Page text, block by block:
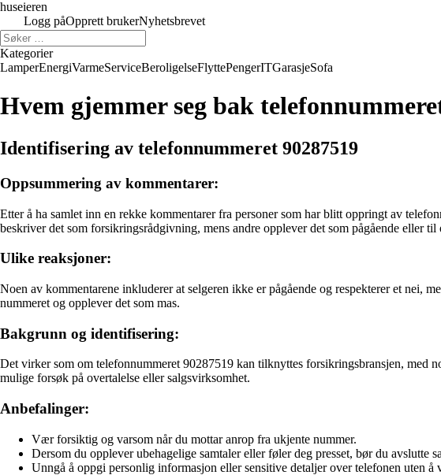
huseieren
Logg påOpprett brukerNyhetsbrevet
Kategorier
LamperEnergiVarmeServiceBeroligelseFlyttePengerITGarasjeSofa
Hvem gjemmer seg bak
Identifisering av telefonnummeret 90287519
Oppsummering av kommentarer:
Etter å ha samlet inn en rekke kommentarer fra personer som har blitt oppringt av
beskriver det som forsikringsrådgivning, mens andre opplever det som pågående eller til
Ulike reaksjoner:
Noen av kommentarene inkluderer at selgeren ikke er pågående og respekterer et nei,
nummeret og opplever det som mas.
Bakgrunn og identifisering:
Det virker som om telefonnummeret 90287519 kan tilknyttes forsikringsbransjen,
mulige forsøk på overtalelse eller salgsvirksomhet.
Anbefalinger:
Vær forsiktig og varsom når du mottar anrop fra ukjente nummer.
Dersom du opplever ubehagelige samtaler eller føler deg presset, bør du avslutte
Unngå å oppgi personlig informasjon eller sensitive detaljer over telefonen uten å